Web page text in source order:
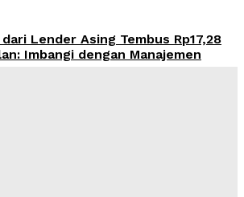
Lender Asing Tembus Rp17,28
Imbangi dengan Manajemen